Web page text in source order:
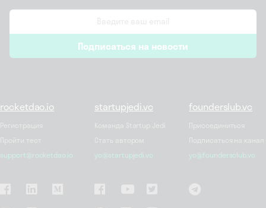
*
Подписаться на новости
rocketdao.io
Регистрация
Пройти тест
support@rocketdao.io
startupjedi.vc
Команда Startup Jedi
Стать автором
yo@startupjedi.vc
founderslub.vc
Присоединиться
Подписаться на канал
yo@foundersclub.vc